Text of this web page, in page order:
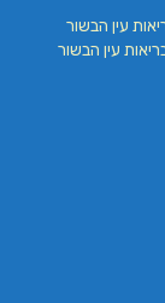
עין הבשור
עין הבשור